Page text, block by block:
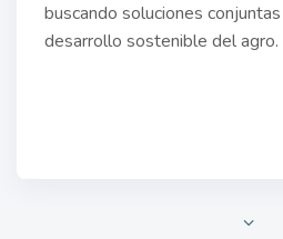
buscando soluciones
desarrollo sostenible del agro.